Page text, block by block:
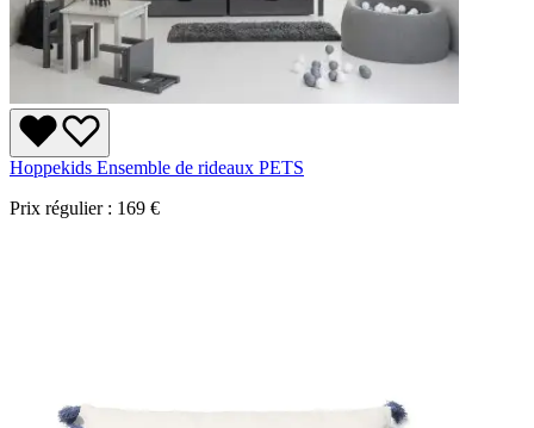
Hoppekids Ensemble de rideaux PETS
Prix régulier : 169 €